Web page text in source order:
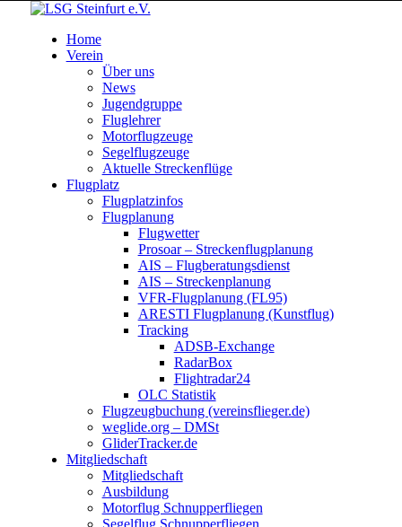
Home
Verein
Über uns
News
Jugendgruppe
Fluglehrer
Motorflugzeuge
Segelflugzeuge
Aktuelle Streckenflüge
Flugplatz
Flugplatzinfos
Flugplanung
Flugwetter
Prosoar – Streckenflugplanung
AIS – Flugberatungsdienst
AIS – Streckenplanung
VFR-Flugplanung (FL95)
ARESTI Flugplanung (Kunstflug)
Tracking
ADSB-Exchange
RadarBox
Flightradar24
OLC Statistik
Flugzeugbuchung (vereinsflieger.de)
weglide.org – DMSt
GliderTracker.de
Mitgliedschaft
Mitgliedschaft
Ausbildung
Motorflug Schnupperfliegen
Segelflug Schnupperfliegen